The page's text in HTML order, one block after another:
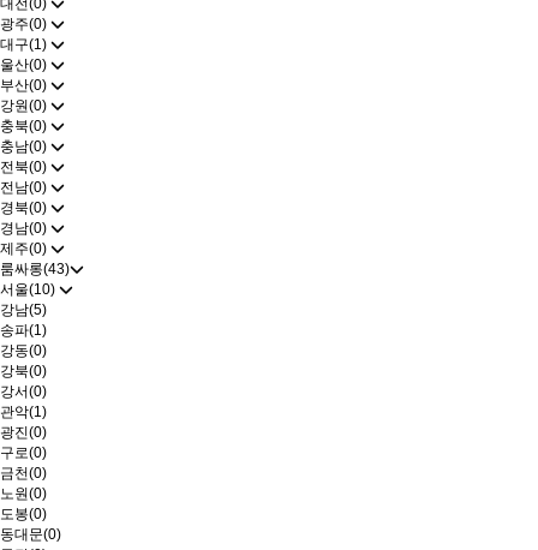
대전(0)
광주(0)
대구(1)
울산(0)
부산(0)
강원(0)
충북(0)
충남(0)
전북(0)
전남(0)
경북(0)
경남(0)
제주(0)
룸싸롱(43)
서울(10)
강남(5)
송파(1)
강동(0)
강북(0)
강서(0)
관악(1)
광진(0)
구로(0)
금천(0)
노원(0)
도봉(0)
동대문(0)